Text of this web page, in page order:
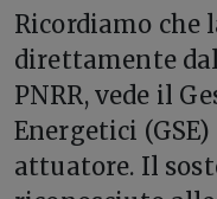
Ricordiamo che
direttamente
PNRR, vede il
Energetici
attuatore. Il